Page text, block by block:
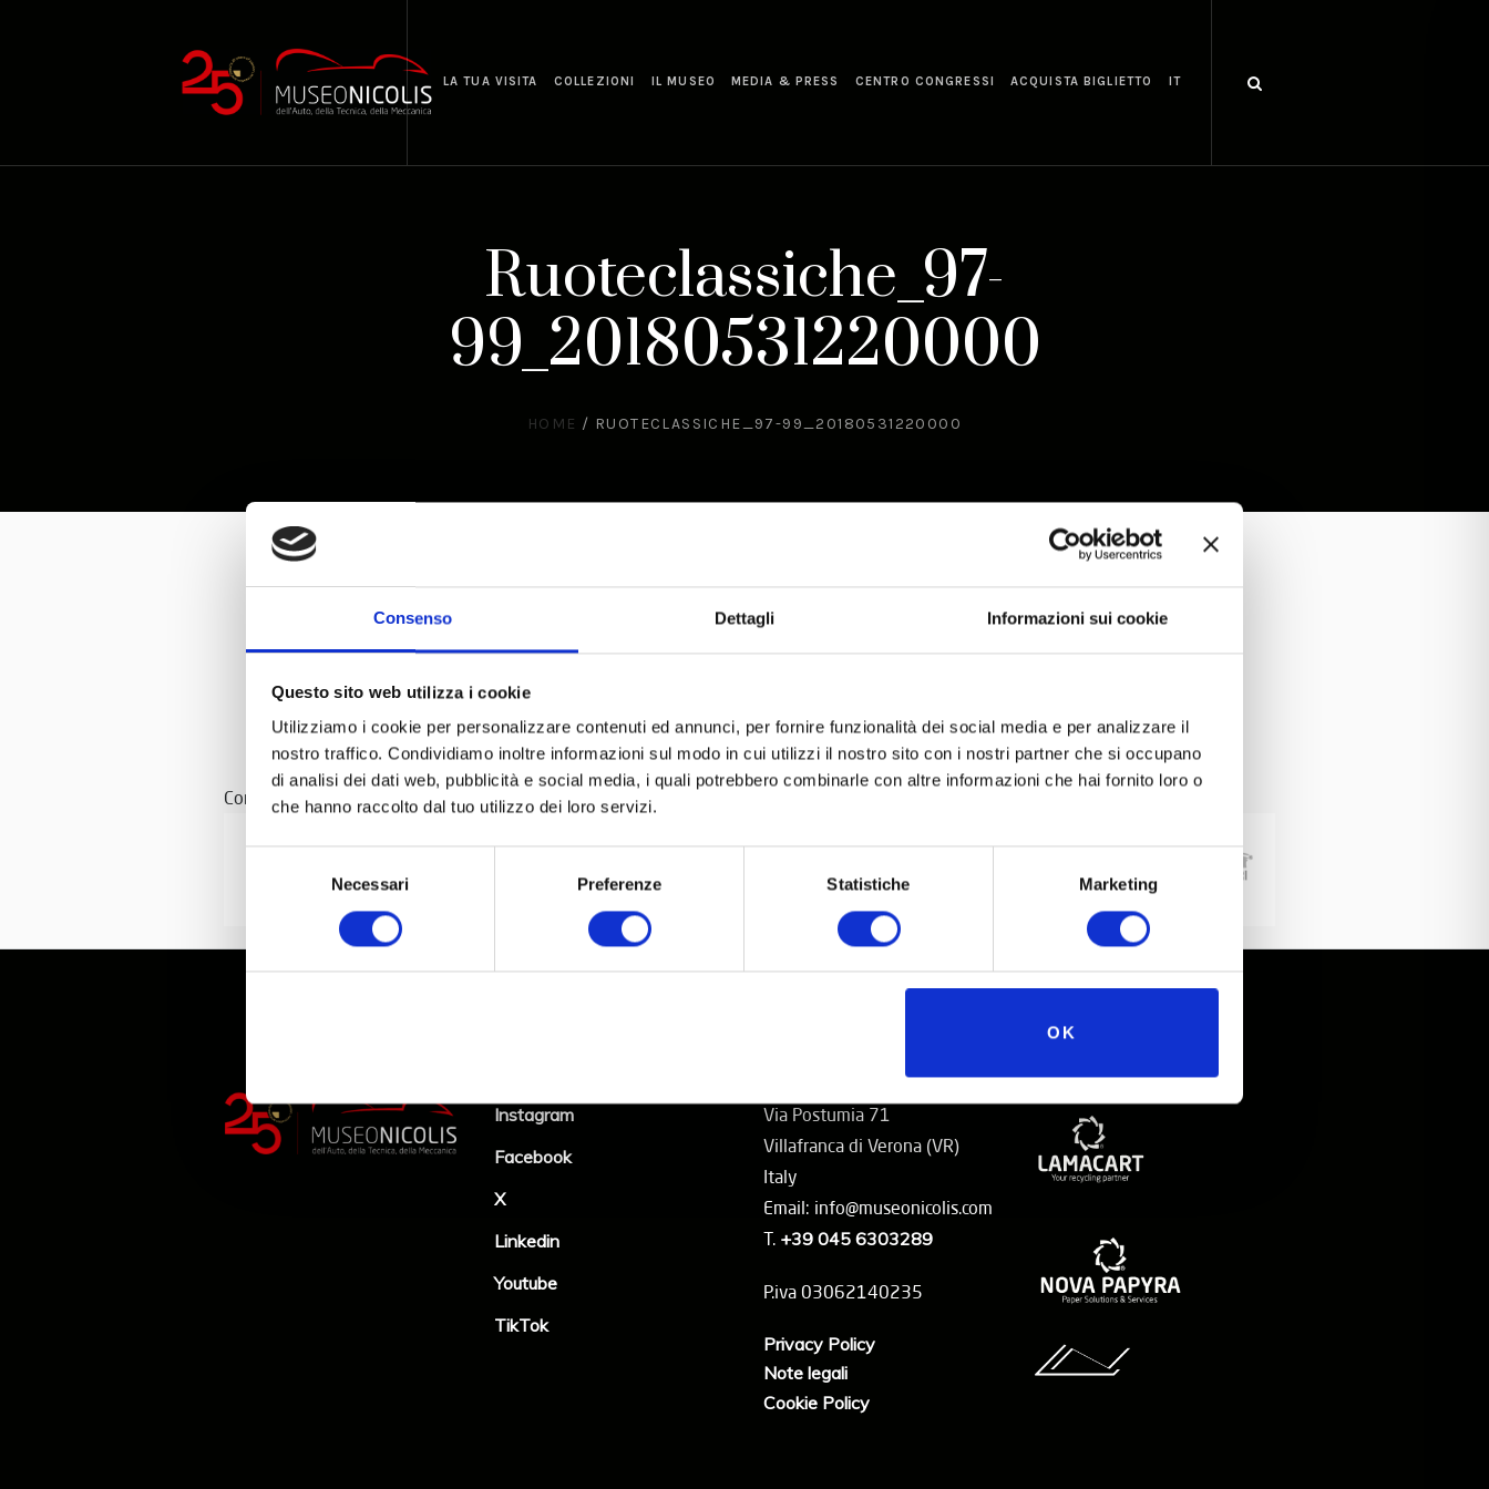
Consenso Dettagli Informazioni sui cookie
Questo sito web utilizza i cookie
Utilizziamo i cookie per personalizzare contenuti ed annunci, per fornire funzionalità dei social media e per analizzare il
nostro traffico. Condividiamo inoltre informazioni sul modo in cui utilizzi il nostro sito con i nostri partner che si occupano
di analisi dei dati web, pubblicità e social media, i quali potrebbero combinarle con altre informazioni che hai fornito loro o
che hanno raccolto dal tuo utilizzo dei loro servizi.
Necessari Preferenze Statistiche Marketing
OK
LA TUA VISITA COLLEZIONI IL MUSEO MEDIA & PRESS CENTRO CONGRESSI ACQUISTA BIGLIETTO IT
Ruoteclassiche_97-
99_20180531220000
HOME / RUOTECLASSICHE_97-99_20180531220000
Con il patrocinio di Partner
Instagram
Facebook
X
Linkedin
Youtube
TikTok
Via Postumia 71
Villafranca di Verona (VR)
Italy
Email: info@museonicolis.com
T. +39 045 6303289
P.iva 03062140235
Privacy Policy
Note legali
Cookie Policy